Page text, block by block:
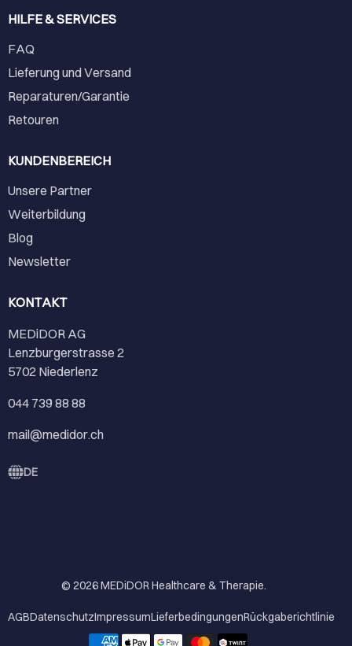
HILFE & SERVICES
FAQ
Lieferung und Versand
Reparaturen/Garantie
Retouren
KUNDENBEREICH
Unsere Partner
Weiterbildung
Blog
Newsletter
KONTAKT
MEDiDOR AG
Lenzburgerstrasse 2
5702 Niederlenz
044 739 88 88
mail@medidor.ch
DE
© 2026MEDiDOR Healthcare & Therapie.
AGBDatenschutzImpressumLieferbedingungenRückgaberichtlinie